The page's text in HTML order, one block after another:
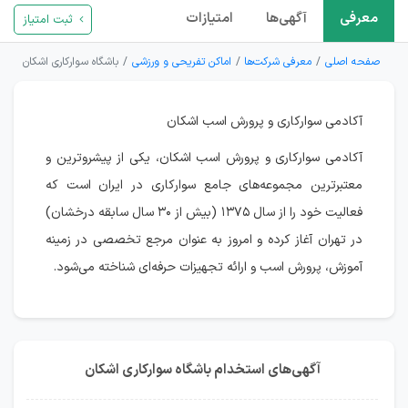
معرفی آگهی‌ها امتیازات ثبت امتیاز
صفحه اصلی معرفی شرکت‌ها اماکن تفریحی و ورزشی باشگاه سوارکاری اشکان
آکادمی سوارکاری و پرورش اسب اشکان
آکادمی سوارکاری و پرورش اسب اشکان، یکی از پیشروترین و
معتبرترین مجموعه‌های جامع سوارکاری در ایران است که
فعالیت خود را از سال ۱۳۷۵ (بیش از ۳۰ سال سابقه درخشان)
در تهران آغاز کرده و امروز به عنوان مرجع تخصصی در زمینه
آموزش، پرورش اسب و ارائه تجهیزات حرفه‌ای شناخته می‌شود.
آگهی‌های استخدام باشگاه سوارکاری اشکان